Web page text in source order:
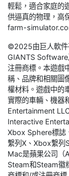
輕鬆，適合家庭的
供逼真的物理，高
farm-
©2025由巨人軟件
GIANTS
注冊商標。本遊戲
稱、品牌和相關圖
權材料。遊戲中的
實際的車輛、機
Entertainment
Interactive
Xbox Sphere標誌
繫列X、Xbox繫列
Mac是蘋果公司（
Steam和Steam徽